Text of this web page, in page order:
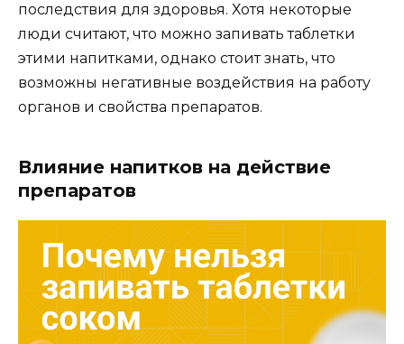
последствия для здоровья. Хотя некоторые
люди считают, что можно запивать таблетки
этими напитками, однако стоит знать, что
возможны негативные воздействия на работу
органов и свойства препаратов.
Влияние напитков на действие
препаратов